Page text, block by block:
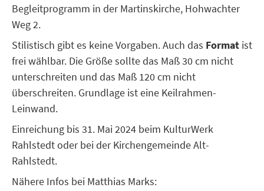
Begleitprogramm in der Martinskirche, Hohwachter
Weg 2.
Stilistisch gibt es keine Vorgaben. Auch das Format ist
frei wählbar. Die Größe sollte das Maß 30 cm nicht
unterschreiten und das Maß 120 cm nicht
überschreiten. Grundlage ist eine Keilrahmen-
Leinwand.
Einreichung bis 31. Mai 2024 beim KulturWerk
Rahlstedt oder bei der Kirchengemeinde Alt-
Rahlstedt.
Nähere Infos bei Matthias Marks: